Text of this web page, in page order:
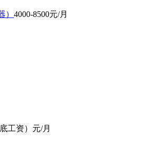
） 4000-8500元/月
工资）元/月